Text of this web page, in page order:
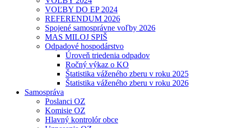
VOĽBY DO EP 2024
REFERENDUM 2026
Spojené samosprávne voľby 2026
MAS MILOJ SPIŠ
Odpadové hospodárstvo
Úroveň triedenia odpadov
Ročný výkaz o KO
Štatistika váženého zberu v roku 2025
Štatistika váženého zberu v roku 2026
Samospráva
Poslanci OZ
Komisie OZ
Hlavný kontrolór obce